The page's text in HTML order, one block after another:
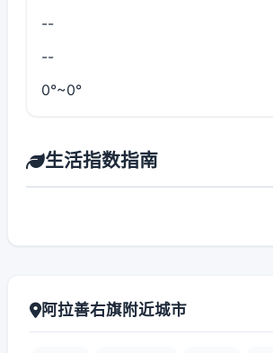
--
--
0°~0°
生活指数指南
阿拉善右旗附近城市